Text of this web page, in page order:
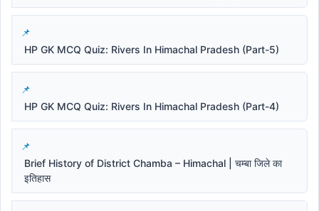
HP GK MCQ Quiz: Rivers In Himachal Pradesh (Part-5)
HP GK MCQ Quiz: Rivers In Himachal Pradesh (Part-4)
Brief History of District Chamba – Himachal | चम्बा जिले का
इतिहास